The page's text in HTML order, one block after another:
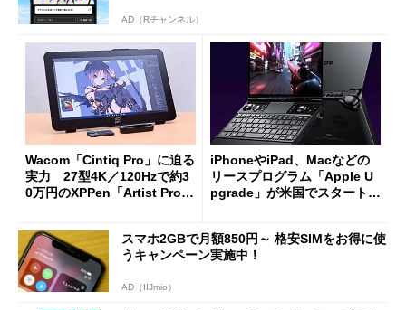
AD（Rチャンネル）
Wacom「Cintiq Pro」に迫る
実力 27型4K／120Hzで約3
0万円のXPPen「Artist Pro 2
iPhoneやiPad、Macなどの
リースプログラム「Apple U
pgrade」が米国でスタート／
ut」が明...
スマホ2GBで月額850円～ 格安SIMをお得に使
うキャンペーン実施中！
AD（IIJmio）